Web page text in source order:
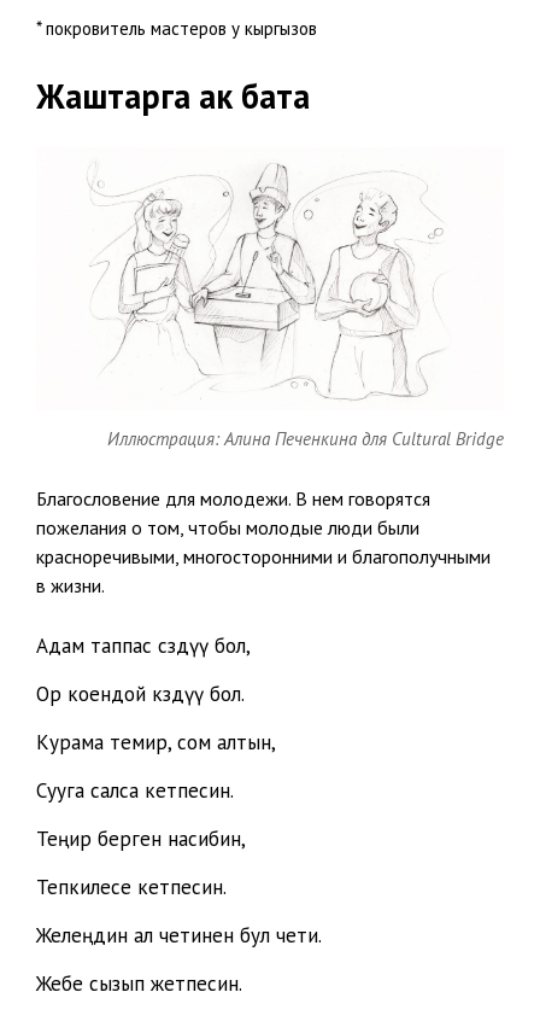
* покровитель мастеров у кыргызов
Жаштарга ак бата
Иллюстрация: Алина Печенкина для Cultural Bridge
Благословение для молодежи. В нем говорятся
пожелания о том, чтобы молодые люди были
красноречивыми, многосторонними и благополучными
в жизни.
Адам таппас сөздүү бол,
Ор коендой көздүү бол.
Курама темир, сом алтын,
Сууга салса кетпесин.
Теңир берген насибин,
Тепкилесе кетпесин.
Желеңдин ал четинен бул чети.
Жебе сызып жетпесин.